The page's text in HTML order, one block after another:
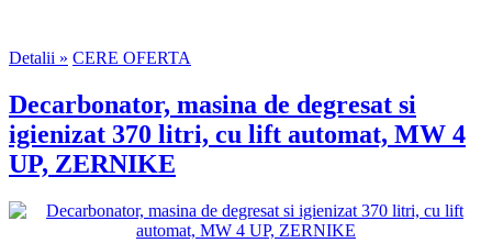
Detalii » CERE OFERTA
Decarbonator, masina de degresat si
igienizat 370 litri, cu lift automat, MW 4
UP, ZERNIKE